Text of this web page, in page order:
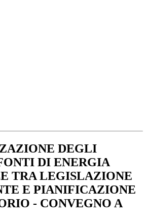
DEGLI
DI ENERGIA
TRA LEGISLAZIONE
E PIANIFICAZIONE
- CONVEGNO A